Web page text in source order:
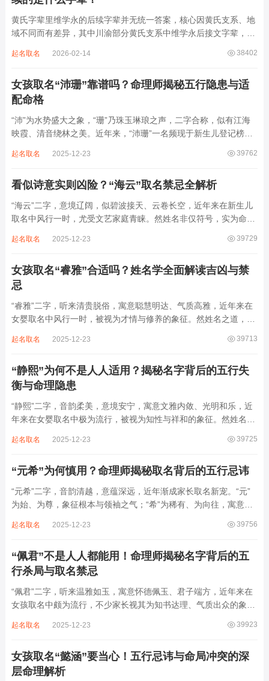
黄氏字辈里维学永的后续字辈并无统一答案，核心因黄氏支系、地
域不同而有差异，其中川渝部分黄氏支系中维学永后接文字辈，完
某支系的续修字辈，在安岳、岳池一带的黄氏族谱里能明确查到，
38402
起名取名 2026-02-14
女孩取名“沛珊”靠谱吗？命理师揭秘五行隐患与适
配命格
“沛”为水势盛大之象，“珊”乃珠玉琳琅之声，二字合称，似有江海
映霞、清音绕林之美。近年来，“沛珊”一名频现于新生儿登记榜
雅符号，实为命理五行流转之枢纽。一字之选，关乎气场平衡。沛
39762
起名取名 2025-12-23
看似诗意实则凶险？“海云”取名禁忌全解析
“海云”二字，意境辽阔，似碧波接天、云卷长空，近年来在新生儿
取名中风行一时，尤受文艺家庭青睐。然姓名非仅符号，实为命局
滔天，木浮无根，阴气过重，易致意志不坚、事业漂泊、健康受
39729
起名取名 2025-12-23
女孩取名“睿雅”合适吗？姓名学全面解读吉凶与禁
忌
“睿雅”二字，听来清贵脱俗，寓意聪慧明达、气质高雅，近年来在
女婴取名中风行一时，被视为才情与修养的象征。然姓名之道，贵
增心力。细察“睿雅”之局，实藏金水成势、火土受制之患，若不顾
39713
起名取名 2025-12-23
“静熙”为何不是人人适用？揭秘名字背后的五行失
衡与命理隐患
“静熙”二字，音韵柔美，意境安宁，寓意文雅内敛、光明和乐，近
年来在女婴取名中极为流行，被视为知性与祥和的象征。然姓名命
象，实藏金水偏寒、火气受制之弊，若不顾八字强弱，盲目套用，
39725
起名取名 2025-12-23
“元希”为何慎用？命理师揭秘取名背后的五行忌讳
“元希”二字，音韵清越，意蕴深远，近年渐成家长取名新宠。“元”
为始、为尊，象征根本与领袖之气；“希”为稀有、为向往，寓意卓
象。然姓名非止文雅，实为命理气场之枢纽。一字之选，关乎运途
39756
起名取名 2025-12-23
“佩君”不是人人都能用！命理师揭秘名字背后的五
行杀局与取名禁忌
“佩君”二字，听来温雅如玉，寓意怀德佩玉、君子端方，近年来在
女孩取名中颇为流行，不少家长视其为知书达理、气质出众的象
察“佩君”之象，实藏金气过旺、木土受制之局，若不顾命主五行强
39923
起名取名 2025-12-23
女孩取名“懿涵”要当心！五行忌讳与命局冲突的深
层命理解析